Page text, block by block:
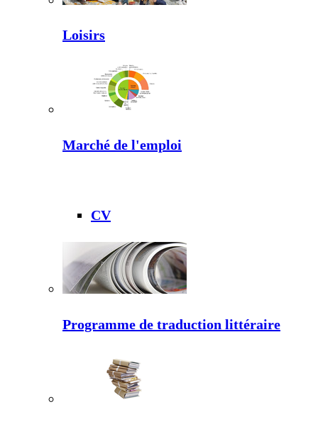
Loisirs
Marché de l'emploi
CV
Programme de traduction littéraire